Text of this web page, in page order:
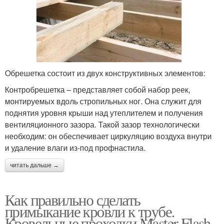
Обрешетка состоит из двух конструктивных элементов:
Контробрешетка – представляет собой набор реек,
монтируемых вдоль стропильных ног. Она служит для
поднятия уровня крыши над утеплителем и получения
вентиляционного зазора. Такой зазор технологически
необходим: он обеспечивает циркуляцию воздуха внутри
и удаление влаги из-под профнастила.
читать дальше →
Как правильно сделать
примыкание кровли к трубе.